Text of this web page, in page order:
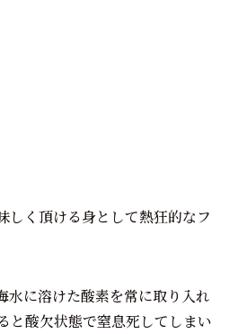
く頂ける身として熱狂的なフ
に溶けた酸素を常に取り入れ
と酸欠状態で窒息死してしまい